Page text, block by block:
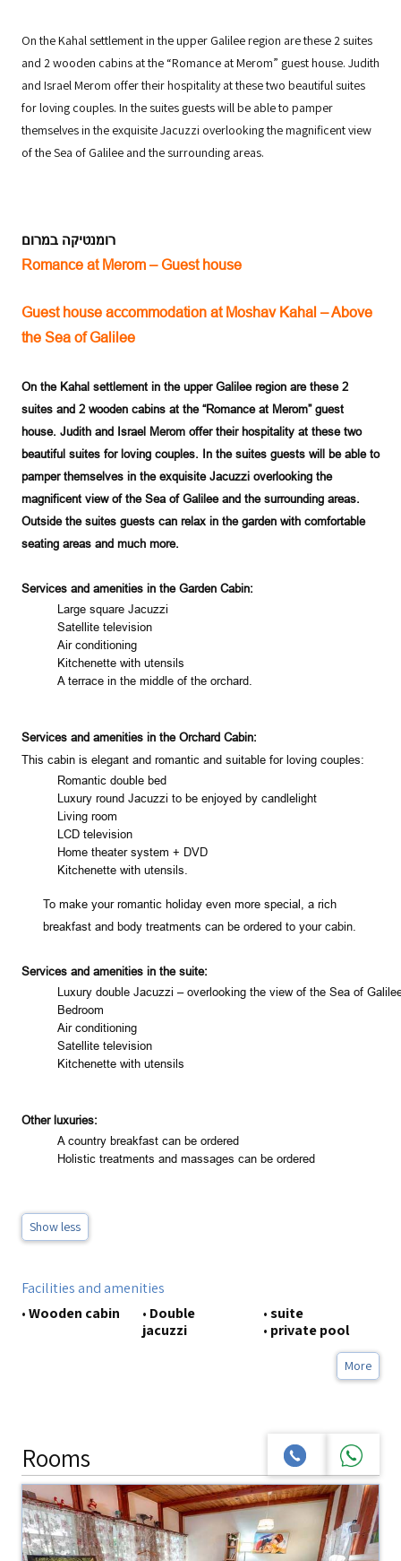
On the Kahal settlement in the upper Galilee region are these 2 suites
and 2 wooden cabins at the “Romance at Merom” guest house. Judith
and Israel Merom offer their hospitality at these two beautiful suites
for loving couples. In the suites guests will be able to pamper
themselves in the exquisite Jacuzzi overlooking the magnificent view
of the Sea of Galilee and the surrounding areas.
רומנטיקה במרום
Romance at Merom – Guest house
Guest house accommodation at Moshav Kahal – Above
the Sea of Galilee
On the Kahal settlement in the upper Galileeregion are these 2
suites and 2 wooden cabins at the “Romance at Merom” guest
house. Judith and Israel Merom offer their hospitality at these two
beautiful suites for loving couples. In the suites guests will be able to
pamper themselves in the exquisite Jacuzzi overlooking the
magnificent view of the Sea of Galileeand the surrounding areas.
Outside the suites guests can relax in the garden with comfortable
seating areas and much more.
Services and amenities in the Garden Cabin:
Large square Jacuzzi
Satellite television
Air conditioning
Kitchenette with utensils
A terrace in the middle of the orchard.
Services and amenities in the Orchard Cabin:
This cabin is elegant and romantic and suitable for loving couples:
Romantic double bed
Luxury round Jacuzzi to be enjoyed by candlelight
Living room
LCD television
Home theater system + DVD
Kitchenette with utensils.
To make your romantic holiday even more special, a rich
breakfast and body treatments can be ordered to your cabin.
Services and amenities in the suite:
Luxury double Jacuzzi – overlooking the view of the Sea of
Bedroom
Air conditioning
Satellite television
Kitchenette with utensils
Other luxuries:
A country breakfast can be ordered
Holistic treatments and massages can be ordered
Show less
Facilities and amenities
•Wooden cabin • Double
jacuzzi
•suite
• private pool
More
Rooms